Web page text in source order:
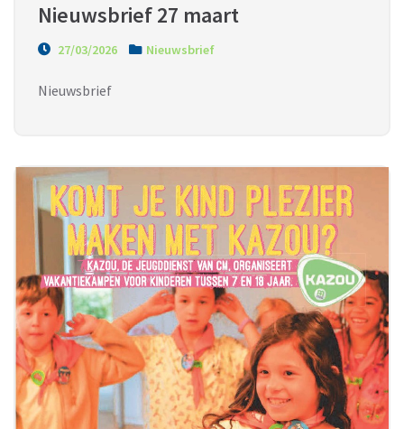
Nieuwsbrief 27 maart
27/03/2026 Nieuwsbrief
Nieuwsbrief